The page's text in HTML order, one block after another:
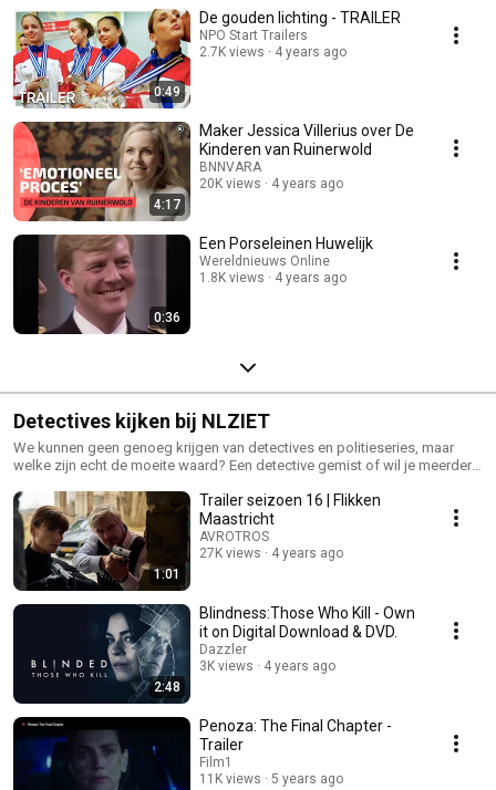
0:49
De gouden lichting - TRAILER
NPO Start Trailers
2.7K views
4 years ago
4:17
Maker Jessica Villerius over De
Kinderen van Ruinerwold
BNNVARA
20K views
4 years ago
0:36
Een Porseleinen Huwelijk
Wereldnieuws Online
1.8K views
4 years ago
Detectives kijken bij NLZIET
We kunnen geen genoeg krijgen van detectives en politieseries, maar
welke zijn echt de moeite waard? Een detective gemist of wil je meerdere
je favoriete detective serie. Probeer nu 14 dagen gratis:
https://www.nlziet.nl/nl/blog/top-10-beste-detectives-en-politieseries/
1:01
Trailer seizoen 16 | Flikken
Maastricht
AVROTROS
27K views
4 years ago
2:48
Blindness:Those Who Kill - Own
it on Digital Download & DVD.
Dazzler
3K views
4 years ago
Penoza: The Final Chapter -
Trailer
Film1
11K views
5 years ago